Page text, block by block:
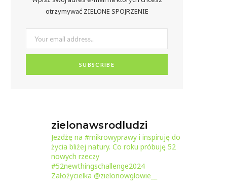
otrzymywać ZIELONE SPOJRZENIE
zielonawsrodludzi
Jeżdżę na #mikrowyprawy i inspiruję do
życia bliżej natury. Co roku próbuję 52
nowych rzeczy
#52newthingschallenge2024
Założycielka @zielonowglowie__